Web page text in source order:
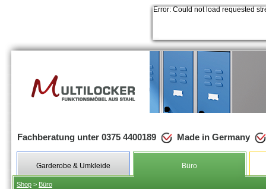
Error: Could not load requested
Fachberatung unter 0375 4400189 Made in Germany
Garderobe & Umkleide Büro
Shop > Büro